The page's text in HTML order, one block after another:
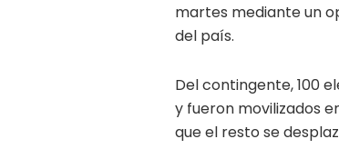
martes mediante un
del país.
Del contingente, 100
y fueron movilizados
que el resto se